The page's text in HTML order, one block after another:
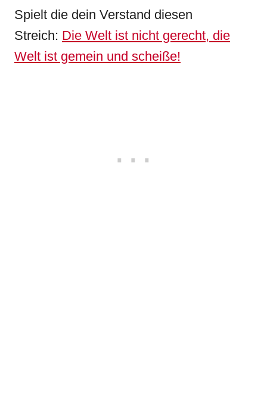
Spielt die dein Verstand diesen
Streich: Die Welt ist nicht gerecht, die
Welt ist gemein und scheiße!